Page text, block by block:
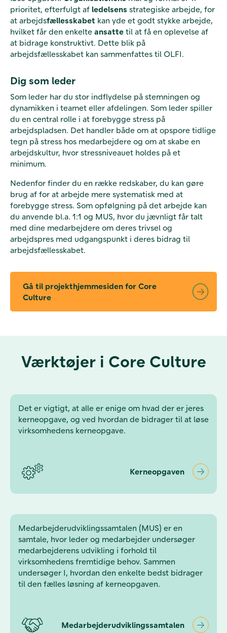
prioritet, efterfulgt af ledelsens strategiske arbejde, for
at arbejdsfællesskabet kan yde et godt stykke arbejde,
hvilket får den enkelte ansatte til at få en oplevelse af
at bidrage konstruktivt. Dette blik på
arbejdsfællesskabet kan sammenfattes til OLFI.
Dig som leder
Som leder har du stor indflydelse på stemningen og
dynamikken i teamet eller afdelingen. Som leder spiller
du en central rolle i at forebygge stress på
arbejdspladsen. Det handler både om at opspore tidlige
tegn på stress hos medarbejdere og om at skabe en
arbejdskultur, hvor stressniveauet holdes på et
minimum.
Nedenfor finder du en række redskaber, du kan gøre
brug af for at arbejde mere systematisk med at
forebygge stress. Som opfølgning på det arbejde kan
du anvende bl.a. 1:1 og MUS, hvor du jævnligt får talt
med dine medarbejdere om deres trivsel og
arbejdspres med udgangspunkt i deres bidrag til
arbejdsfællesskabet.
Gå til projekthjemmesiden for Core
Culture
Værktøjer i Core Culture
Det er vigtigt, at alle er enige om hvad der er jeres
kerneopgave, og ved hvordan de bidrager til at løse
virksomhedens kerneopgave.
Kerneopgaven
Medarbejderudviklingssamtalen (MUS) er en
samtale, hvor leder og medarbejder undersøger
medarbejderens udvikling i forhold til
virksomhedens fremtidige behov. Sammen
undersøger I, hvordan den enkelte bedst bidrager
til den fælles løsning af kerneopgaven.
Medarbejderudviklingssamtalen